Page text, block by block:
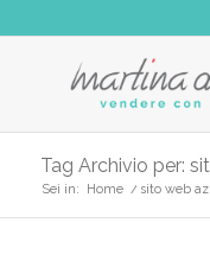
Tag Archivio per:
Sei in: Home / sito web